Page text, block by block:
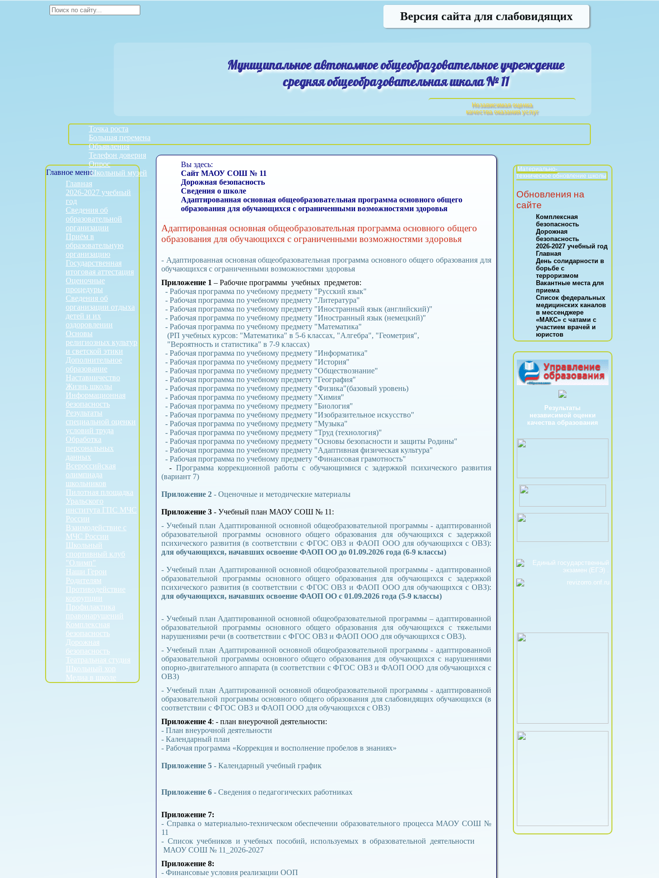
Версия сайта для слабовидящих
Муниципальное автономное общеобразовательное учреждение
средняя общеобразовательная школа № 11
Независимая оценка
качества оказания услуг
Точка роста
Большая перемена
Объявления
Телефон доверия
Опрос
Школьный музей
Главное меню
Главная
2026-2027 учебный
год
Сведения об
образовательной
организации
Приём в
образовательную
организацию
Государственная
итоговая аттестация
Оценочные
процедуры
Сведения об
организации отдыха
детей и их
оздоровлении
Основы
религиозных культур
и светской этики
Дополнительное
образование
Наставничество
Жизнь школы
Информационная
безопасность
Результаты
специальной оценки
условий труда
Обработка
персональных
данных
Всероссийская
олимпиада
школьников
Пилотная площадка
Уральского
института ГПС МЧС
России
Взаимодействие с
МЧС России
Школьный
спортивный клуб
"Олимп"
Наши Герои
Родителям
Противодействие
коррупции
Профилактика
правонарушений
Комплексная
безопасность
Дорожная
безопасность
Театральная студия
Школьный хор
Медиа в школе
Материально-
техническое обновление школы
Обновления на
сайте
Комплексная
безопасность
Дорожная
безопасность
2026-2027 учебный год
Главная
День солидарности в
борьбе с
терроризмом
Вакантные места для
приема
Список федеральных
медицинских каналов
в мессенджере
«МАКС» с чатами с
участием врачей и
юристов
Результаты
независимой оценки
качества образования
Вы здесь:
Сайт МАОУ СОШ № 11
Дорожная безопасность
Сведения о школе
Адаптированная основная общеобразовательная программа основного общего
образования для обучающихся с ограниченными возможностями здоровья
Адаптированная основная общеобразовательная программа основного общего
образования для обучающихся с ограниченными возможностями здоровья
- Адаптированная основная общеобразовательная программа основного общего образования для
обучающихся с ограниченными возможностями здоровья
Приложение 1 – Рабочие программы учебных предметов:
- Рабочая программа по учебному предмету "Русский язык"
- Рабочая программа по учебному предмету "Литература"
- Рабочая программа по учебному предмету "Иностранный язык (английский)"
- Рабочая программа по учебному предмету "Иностранный язык (немецкий)"
- Рабочая программа по учебному предмету "Математика"
(РП учебных курсов: "Математика" в 5-6 классах, "Алгебра", "Геометрия",
"Вероятность и статистика" в 7-9 классах)
- Рабочая программа по учебному предмету "Информатика"
- Рабочая программа по учебному предмету "История"
- Рабочая программа по учебному предмету "Обществознание"
- Рабочая программа по учебному предмету "География"
- Рабочая программа по учебному предмету "Физика"(базовый уровень)
- Рабочая программа по учебному предмету "Химия"
- Рабочая программа по учебному предмету "Биология"
- Рабочая программа по учебному предмету "Изобразительное искусство"
- Рабочая программа по учебному предмету "Музыка"
- Рабочая программа по учебному предмету "Труд (технология)"
- Рабочая программа по учебному предмету "Основы безопасности и защиты Родины"
- Рабочая программа по учебному предмету "Адаптивная физическая культура"
- Рабочая программа по учебному предмету "Финансовая грамотность"
- Программа коррекционной работы с обучающимися с задержкой психического развития
(вариант 7)
Приложение 2 - Оценочные и методические материалы
Приложение 3 - Учебный план МАОУ СОШ № 11:
- Учебный план Адаптированной основной общеобразовательной программы - адаптированной
образовательной программы основного общего образования для обучающихся с задержкой
психического развития (в соответствии с ФГОС ОВЗ и ФАОП ООО для обучающихся с ОВЗ):
для обучающихся, начавших освоение ФАОП ОО до 01.09.2026 года (6-9 классы)
- Учебный план Адаптированной основной общеобразовательной программы - адаптированной
образовательной программы основного общего образования для обучающихся с задержкой
психического развития (в соответствии с ФГОС ОВЗ и ФАОП ООО для обучающихся с ОВЗ):
для обучающихся, начавших освоение ФАОП ОО с 01.09.2026 года (5-9 классы)
- Учебный план Адаптированной основной общеобразовательной программы – адаптированной
образовательной программы основного общего образования для обучающихся с тяжелыми
нарушениями речи (в соответствии с ФГОС ОВЗ и ФАОП ООО для обучающихся с ОВЗ).
- Учебный план Адаптированной основной общеобразовательной программы - адаптированной
образовательной программы основного общего образования для обучающихся с нарушениями
опорно-двигательного аппарата (в соответствии с ФГОС ОВЗ и ФАОП ООО для обучающихся с
ОВЗ)
- Учебный план Адаптированной основной общеобразовательной программы - адаптированной
образовательной программы основного общего образования для слабовидящих обучающихся (в
соответствии с ФГОС ОВЗ и ФАОП ООО для обучающихся с ОВЗ)
Приложение 4: - план внеурочной деятельности:
- План внеурочной деятельности
- Календарный план
- Рабочая программа «Коррекция и восполнение пробелов в знаниях»
Приложение 5 - Календарный учебный график
Приложение 6 - Сведения о педагогических работниках
Приложение 7:
- Справка о материально-техническом обеспечении образовательного процесса МАОУ СОШ №
11
- Список учебников и учебных пособий, используемых в образовательной деятельности
МАОУ СОШ № 11_2026-2027
Приложение 8:
- Финансовые условия реализации ООП